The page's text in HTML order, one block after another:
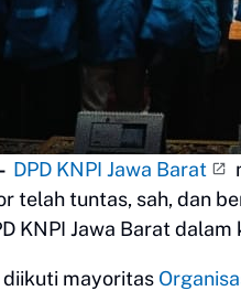
DPD KNPI Jawa Barat
telah tuntas, sah, dan
KNPI Jawa Barat
mayoritas